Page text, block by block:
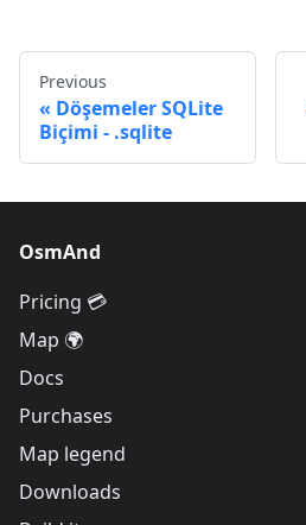
Previous
Döşemeler SQLite
Biçimi - .sqlite
OsmAnd
Pricing 💳
Map 🌍
Docs
Purchases
Map legend
Downloads